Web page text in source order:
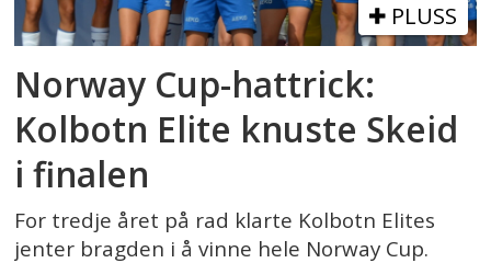
PLUSS
Norway Cup-hattrick:
Kolbotn Elite knuste Skeid
i finalen
For tredje året på rad klarte Kolbotn Elites
jenter bragden i å vinne hele Norway Cup.